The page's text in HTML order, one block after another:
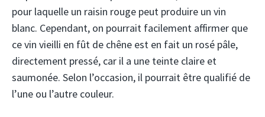
pour laquelle un raisin rouge peut produire un vin
blanc. Cependant, on pourrait facilement affirmer que
ce vin vieilli en fût de chêne est en fait un rosé pâle,
directement pressé, car il a une teinte claire et
saumonée. Selon l’occasion, il pourrait être qualifié de
l’une ou l’autre couleur.